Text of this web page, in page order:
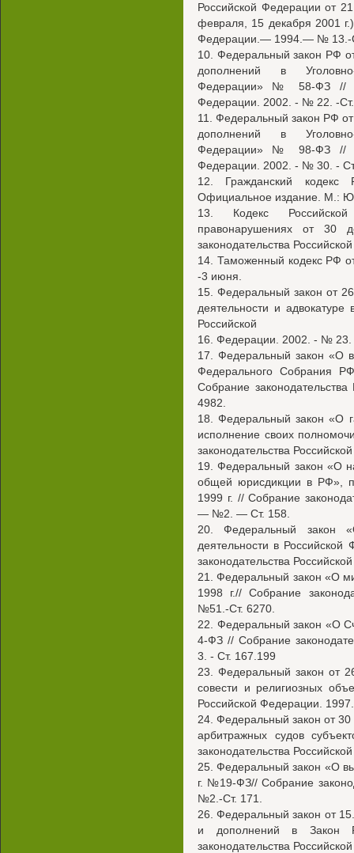
Российской Федерации от
февраля, 15 декабря 2001
Федерации.— 1994.— № 13.-
10. Федеральный закон РФ
дополнений в
Федерации» № 58-ФЗ //
Федерации. 2002. - № 22. -
11. Федеральный закон РФ
дополнений в
Федерации» № 98-ФЗ //
Федерации. 2002. - № 30. -
12. Гражданский кодекс
Официальное издание. М.:
13. Кодекс
правонарушениях от 30
законодательства
14. Таможенный кодекс РФ
-3 июня.
15. Федеральный закон от
деятельности и
Российской
16. Федерации. 2002. - № 23.
17. Федеральный закон «О
Федерального Собрания
Собрание
4982.
18. Федеральный закон «О
исполнение своих
законодательства
19. Федеральный закон «О
общей юрисдикции в РФ»,
1999 г. // Собрание
— №2. — Ст. 158.
20. Федеральный закон «О
деятельности в
законодательства
21. Федеральный закон «О
1998 г.// Собрание
№51.-Ст. 6270.
22. Федеральный закон «О
4-ФЗ // Собрание
3. - Ст. 167.199
23. Федеральный закон от
совести и религиозных
Российской Федерации.
24. Федеральный закон от
арбитражных судов
законодательства
25. Федеральный закон «О
г. №19-ФЗ// Собрание
№2.-Ст. 171.
26. Федеральный закон от
и дополнений в Закон
законодательства